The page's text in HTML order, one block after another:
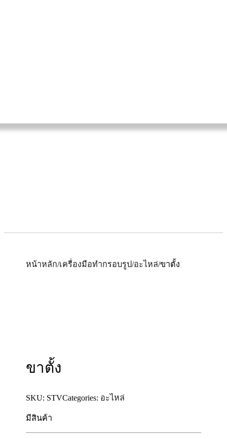
หน้าหลัก/เครื่องมือทำกรอบรูป/อะไหล่/ขาตั้ง
ขาตั้ง
SKU: STVCategories: อะไหล่
มีสินค้า